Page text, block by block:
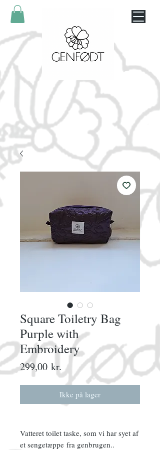
Square Toiletry Bag
Purple with
Embroidery
299,00 kr. Pris
Ikke på lager
Vatteret toilet taske, som vi har syet af
et sengetæppe fra genbrugen..